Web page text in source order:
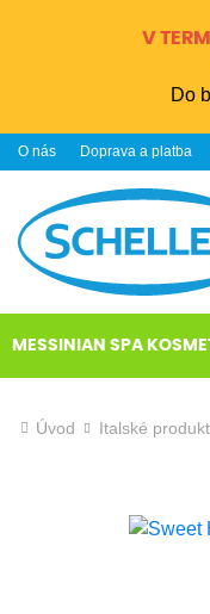
V
Do
O nás Doprava a platba
MESSINIAN SPA
Úvod Italské